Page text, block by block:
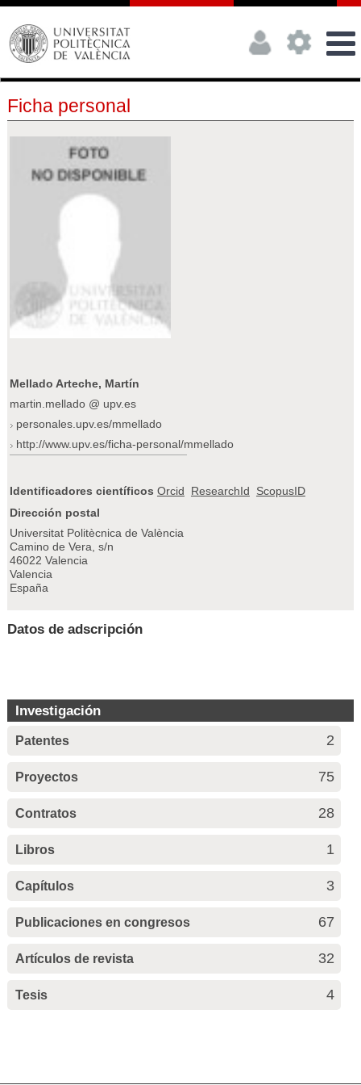
Ficha personal
Mellado Arteche, Martín
martin.mellado @ upv.es
personales.upv.es/mmellado
http://www.upv.es/ficha-personal/mmellado
Identificadores científicos Orcid ResearchId
ScopusID
Dirección postal
Universitat Politècnica de València
Camino de Vera, s/n
46022 Valencia
Valencia
España
Datos de adscripción
Investigación
Patentes 2
Proyectos 75
Contratos 28
Libros 1
Capítulos 3
Publicaciones en congresos 67
Artículos de revista 32
Tesis 4